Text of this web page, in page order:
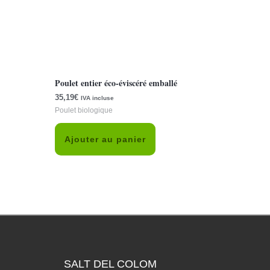
Poulet entier éco-éviscéré emballé
35,19€ IVA incluse
Poulet biologique
Ajouter au panier
SALT DEL COLOM